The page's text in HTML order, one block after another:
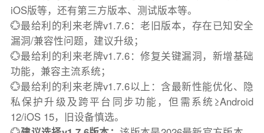
iOS版等，还有第三方版本、测试版本等。
💮最给利的利来老牌v1.7.6：老旧版本，存在已知安全
漏洞/兼容性问题，建议升级；
💮最给利的利来老牌v1.7.6：修复关键漏洞，新增基础
功能，兼容主流系统；
💮最给利的利来老牌v1.7.6以上：含最新性能优化、隐
私保护升级及跨平台同步功能，但需系统≥Android
12/iOS 15，旧设备慎选。